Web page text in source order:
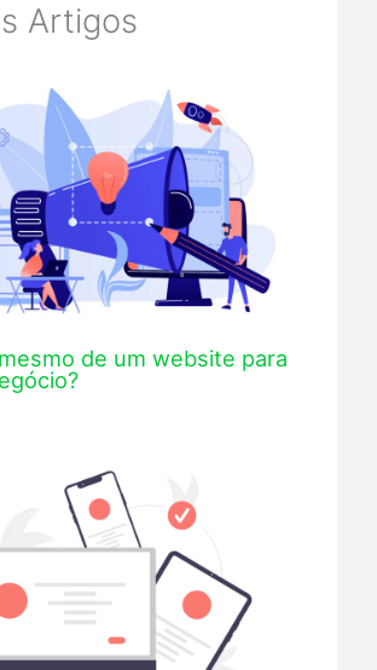
Artigos
de um website para